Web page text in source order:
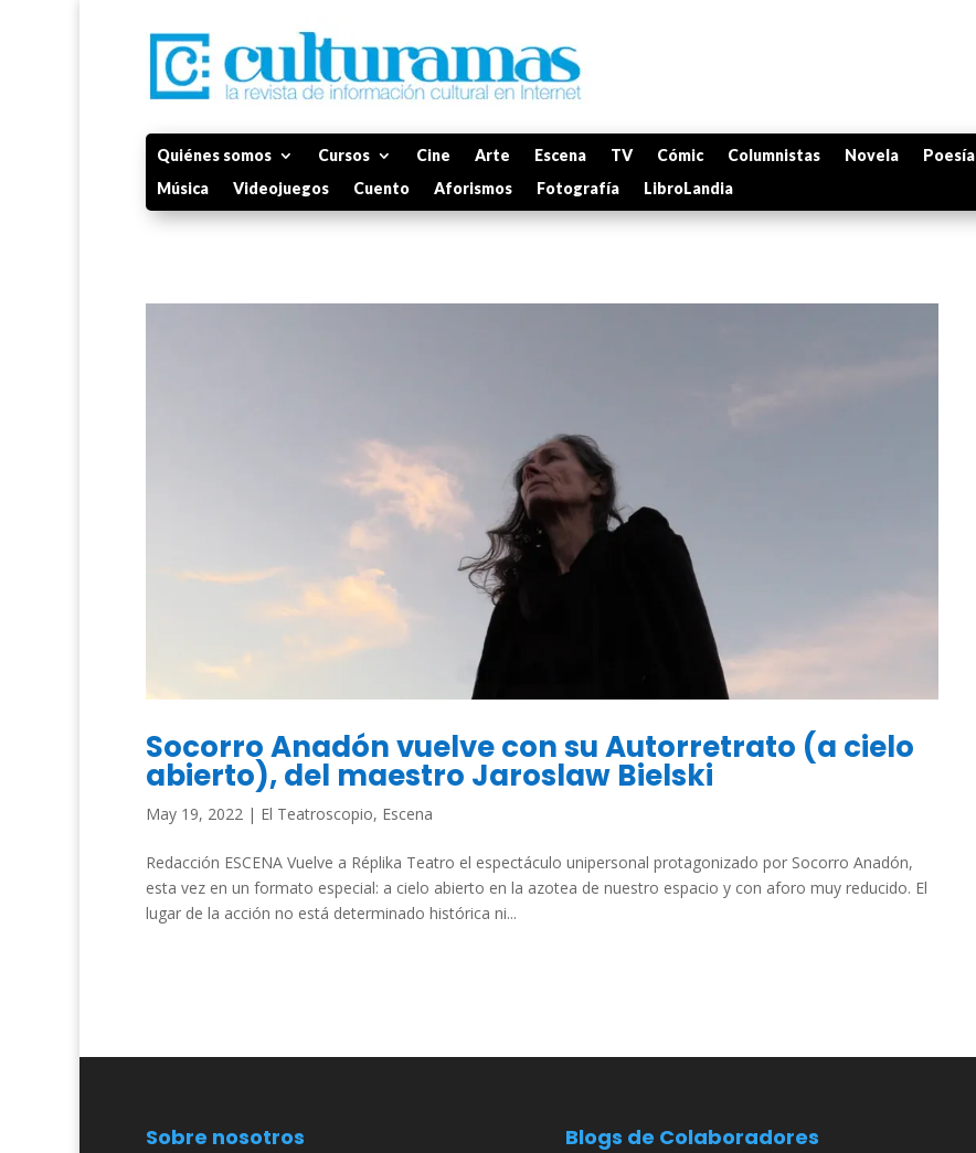
Quiénes somos Cursos Cine Arte Escena TV Cómic Columnistas Novela Poesía
Música
Videojuegos Cuento Aforismos Fotografía LibroLandia
Socorro Anadón vuelve con su Autorretrato (a cielo
abierto), del maestro Jaroslaw Bielski
May 19, 2022 | El Teatroscopio, Escena
Redacción ESCENA Vuelve a Réplika Teatro el espectáculo unipersonal protagonizado por Socorro Anadón,
esta vez en un formato especial: a cielo abierto en la azotea de nuestro espacio y con aforo muy reducido. El
lugar de la acción no está determinado histórica ni...
Sobre nosotros Blogs de Colaboradores